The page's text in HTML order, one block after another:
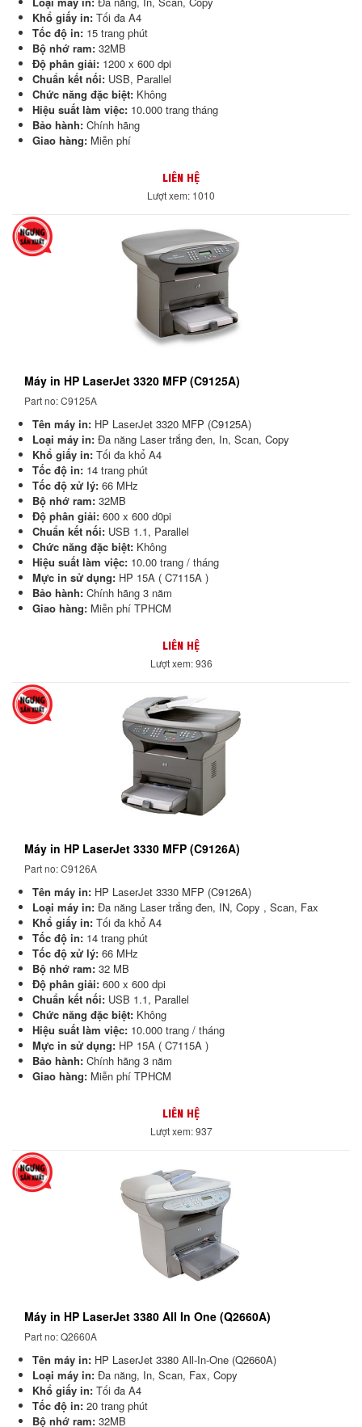
Khổ giấy in: Tối đa A4
Tốc độ in: 15 trang phút
Bộ nhớ ram: 32MB
Độ phân giải: 1200 x 600 dpi
Chuẩn kết nối: USB, Parallel
Chức năng đặc biệt: Không
Hiệu suất làm việc: 10.000 trang tháng
Bảo hành: Chính hãng
Giao hàng: Miễn phí
LIÊN HỆ
Lượt xem: 1010
Máy in HP LaserJet 3320 MFP (C9125A)
Part no: C9125A
Tên máy in: HP LaserJet 3320 MFP (C9125A)
Loại máy in: Đa năng Laser trắng đen, In, Scan, Copy
Khổ giấy in: Tối đa khổ A4
Tốc độ in: 14 trang phút
Tốc độ xử lý: 66 MHz
Bộ nhớ ram: 32MB
Độ phân giải: 600 x 600 d0pi
Chuẩn kết nối: USB 1.1, Parallel
Chức năng đặc biệt: Không
Hiệu suất làm việc: 10.00 trang / tháng
Mực in sử dụng: HP 15A ( C7115A )
Bảo hành: Chính hãng 3 năm
Giao hàng: Miễn phí TPHCM
LIÊN HỆ
Lượt xem: 936
Máy in HP LaserJet 3330 MFP (C9126A)
Part no: C9126A
Tên máy in: HP LaserJet 3330 MFP (C9126A)
Loại máy in: Đa năng Laser trắng đen, IN, Copy , Scan, Fax
Khổ giấy in: Tối đa khổ A4
Tốc độ in: 14 trang phút
Tốc độ xử lý: 66 MHz
Bộ nhớ ram: 32 MB
Độ phân giải: 600 x 600 dpi
Chuẩn kết nối: USB 1.1, Parallel
Chức năng đặc biệt: Không
Hiệu suất làm việc: 10.000 trang / tháng
Mực in sử dụng: HP 15A ( C7115A )
Bảo hành: Chính hãng 3 năm
Giao hàng: Miễn phí TPHCM
LIÊN HỆ
Lượt xem: 937
Máy in HP LaserJet 3380 All In One (Q2660A)
Part no: Q2660A
Tên máy in: HP LaserJet 3380 All-In-One (Q2660A)
Loại máy in: Đa năng, In, Scan, Fax, Copy
Khổ giấy in: Tối đa A4
Tốc độ in: 20 trang phút
Bộ nhớ ram: 32MB